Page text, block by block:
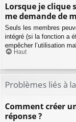
Lorsque je clique
me demande de
Seuls les membres
intégré (si la fonction a
empêcher l’utilisation
Haut
Problèmes liés à
Comment créer
réponse ?